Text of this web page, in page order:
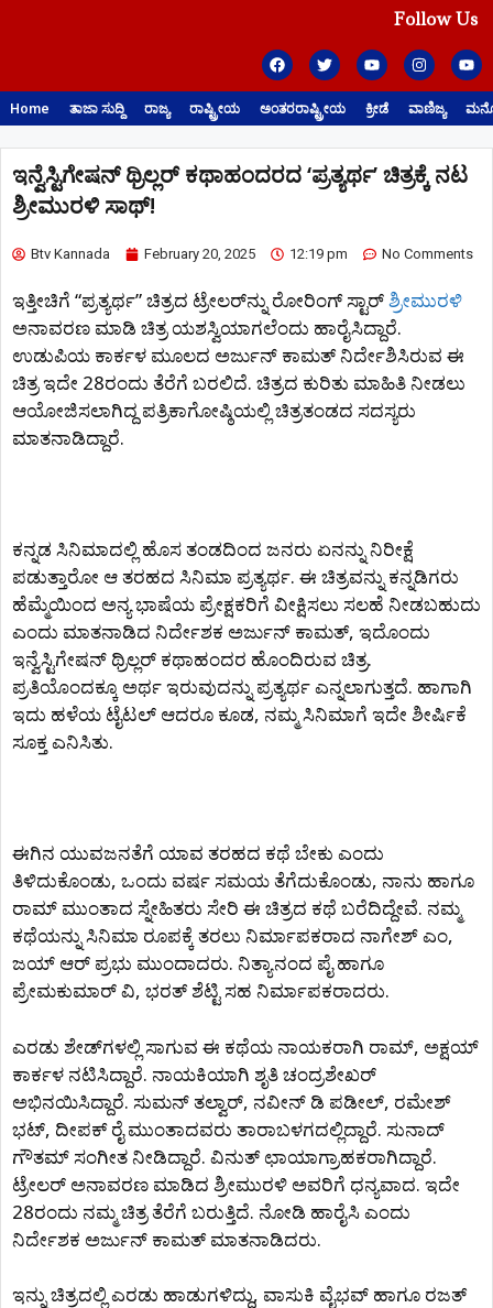
Follow Us
Home ತಾಜಾ ಸುದ್ದಿ ರಾಜ್ಯ ರಾಷ್ಟ್ರೀಯ ಅಂತರರಾಷ್ಟ್ರೀಯ ಕ್ರೀಡೆ ವಾಣಿಜ್ಯ
ಇನ್ವೆಸ್ಟಿಗೇಷನ್ ಥ್ರಿಲ್ಲರ್ ಕಥಾಹಂದರದ ‘ಪ್ರತ್ಯರ್ಥ’ ಚಿತ್ರಕ್ಕೆ ನಟ
ಶ್ರೀಮುರಳಿ ಸಾಥ್​!
Btv Kannada February 20, 2025 12:19 pm No Comments
ಇತ್ತೀಚಿಗೆ “ಪ್ರತ್ಯರ್ಥ” ಚಿತ್ರದ ಟ್ರೇಲರ್​ನ್ನು ರೋರಿಂಗ್ ಸ್ಟಾರ್ಶ್ರೀಮುರಳಿ
ಅನಾವರಣ ಮಾಡಿ ಚಿತ್ರ ಯಶಸ್ವಿಯಾಗಲೆಂದು ಹಾರೈಸಿದ್ದಾರೆ.
ಉಡುಪಿಯ ಕಾರ್ಕಳ ಮೂಲದ ಅರ್ಜುನ್ ಕಾಮತ್ ನಿರ್ದೇಶಿಸಿರುವ ಈ
ಚಿತ್ರ ಇದೇ 28ರಂದು ತೆರೆಗೆ ಬರಲಿದೆ. ಚಿತ್ರದ ಕುರಿತು ಮಾಹಿತಿ ನೀಡಲು
ಆಯೋಜಿಸಲಾಗಿದ್ದ ಪತ್ರಿಕಾಗೋಷ್ಠಿಯಲ್ಲಿ ಚಿತ್ರತಂಡದ ಸದಸ್ಯರು
ಮಾತನಾಡಿದ್ದಾರೆ.
ಕನ್ನಡ ಸಿನಿಮಾದಲ್ಲಿ ಹೊಸ ತಂಡದಿಂದ ಜನರು ಏನನ್ನು ನಿರೀಕ್ಷೆ
ಪಡುತ್ತಾರೋ ಆ ತರಹದ ಸಿನಿಮಾ ಪ್ರತ್ಯರ್ಥ. ಈ ಚಿತ್ರವನ್ನು ಕನ್ನಡಿಗರು
ಹೆಮ್ಮೆಯಿಂದ ಅನ್ಯ ಭಾಷೆಯ ಪ್ರೇಕ್ಷಕರಿಗೆ ವೀಕ್ಷಿಸಲು ಸಲಹೆ ನೀಡಬಹುದು
ಎಂದು ಮಾತನಾಡಿದ ನಿರ್ದೇಶಕ ಅರ್ಜುನ್ ಕಾಮತ್, ಇದೊಂದು‌
ಇನ್ವೆಸ್ಟಿಗೇಷನ್ ಥ್ರಿಲ್ಲರ್ ಕಥಾಹಂದರ ಹೊಂದಿರುವ ಚಿತ್ರ.
ಪ್ರತಿಯೊಂದಕ್ಕೂ ಅರ್ಥ ಇರುವುದನ್ನು ಪ್ರತ್ಯರ್ಥ ಎನ್ನಲಾಗುತ್ತದೆ. ಹಾಗಾಗಿ
ಇದು ಹಳೆಯ ಟೈಟಲ್ ಆದರೂ ಕೂಡ, ನಮ್ಮ ಸಿನಿಮಾಗೆ ಇದೇ ಶೀರ್ಷಿಕೆ
ಸೂಕ್ತ ಎನಿಸಿತು.
ಈಗಿನ ಯುವಜನತೆಗೆ ಯಾವ ತರಹದ ಕಥೆ ಬೇಕು ಎಂದು
ತಿಳಿದುಕೊಂಡು, ಒಂದು ವರ್ಷ ಸಮಯ ತೆಗೆದುಕೊಂಡು, ನಾನು ಹಾಗೂ
ರಾಮ್ ಮುಂತಾದ ಸ್ನೇಹಿತರು ಸೇರಿ ಈ ಚಿತ್ರದ ಕಥೆ ಬರೆದಿದ್ದೇವೆ. ನಮ್ಮ
ಕಥೆಯನ್ನು ಸಿನಿಮಾ ರೂಪಕ್ಕೆ ತರಲು ನಿರ್ಮಾಪಕರಾದ ನಾಗೇಶ್ ಎಂ,
ಜಯ್ ಆರ್ ಪ್ರಭು ಮುಂದಾದರು. ನಿತ್ಯಾನಂದ ಪೈ ಹಾಗೂ
ಪ್ರೇಮಕುಮಾರ್ ವಿ, ಭರತ್ ಶೆಟ್ಟಿ ಸಹ ನಿರ್ಮಾಪಕರಾದರು.
ಎರಡು ಶೇಡ್​ಗಳಲ್ಲಿ ಸಾಗುವ ಈ ಕಥೆಯ ನಾಯಕರಾಗಿ ರಾಮ್, ಅಕ್ಷಯ್
ಕಾರ್ಕಳ ನಟಿಸಿದ್ದಾರೆ. ನಾಯಕಿಯಾಗಿ ಶೃತಿ ಚಂದ್ರಶೇಖರ್
ಅಭಿನಯಿಸಿದ್ದಾರೆ. ಸುಮನ್ ತಲ್ವಾರ್, ನವೀನ್ ಡಿ ಪಡೀಲ್, ರಮೇಶ್
ಭಟ್, ದೀಪಕ್ ರೈ ಮುಂತಾದವರು ತಾರಾಬಳಗದಲ್ಲಿದ್ದಾರೆ. ಸುನಾದ್
ಗೌತಮ್ ಸಂಗೀತ ನೀಡಿದ್ದಾರೆ. ವಿನುತ್ ಛಾಯಾಗ್ರಾಹಕರಾಗಿದ್ದಾರೆ.
ಟ್ರೇಲರ್ ಅನಾವರಣ ಮಾಡಿದ ಶ್ರೀಮುರಳಿ ಅವರಿಗೆ ಧನ್ಯವಾದ. ಇದೇ
28ರಂದು ನಮ್ಮ‌ ಚಿತ್ರ ತೆರೆಗೆ ಬರುತ್ತಿದೆ. ನೋಡಿ ಹಾರೈಸಿ ಎಂದು
ನಿರ್ದೇಶಕ ಅರ್ಜುನ್ ಕಾಮತ್ ಮಾತನಾಡಿದರು.
ಇನ್ನು ಚಿತ್ರದಲ್ಲಿ ಎರಡು ಹಾಡುಗಳಿದ್ದು, ವಾಸುಕಿ ವೈಭವ್ ಹಾಗೂ ರಜತ್